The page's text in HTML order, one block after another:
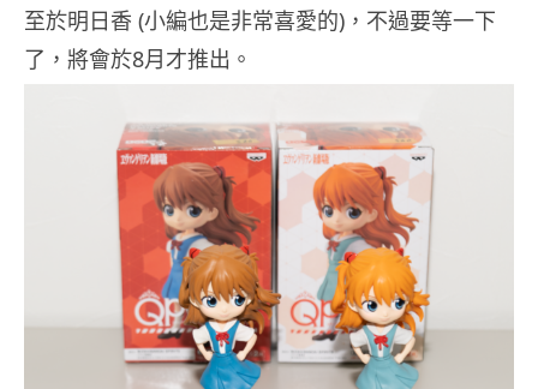
至於明日香 (小編也是非常喜愛的)，不過要等一下
了，將會於8月才推出。